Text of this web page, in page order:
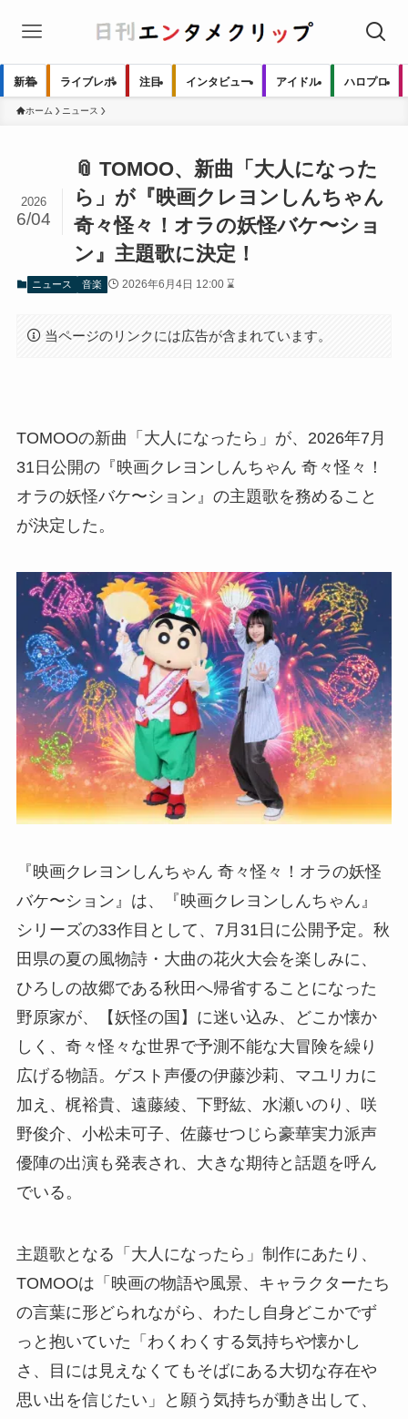
新着 ライブレポ 注目 インタビュー アイドル ハロプロ
ホーム ニュース
📎 TOMOO、新曲「大人になった
ら」が『映画クレヨンしんちゃん
奇々怪々！オラの妖怪バケ〜ショ
ン』主題歌に決定！
2026
6/04
ニュース 音楽 2026年6月4日 12:00 ⌛
当ページのリンクには広告が含まれています。
TOMOOの新曲「大人になったら」が、2026年7月
31日公開の『映画クレヨンしんちゃん 奇々怪々！
オラの妖怪バケ〜ション』の主題歌を務めること
が決定した。
『映画クレヨンしんちゃん 奇々怪々！オラの妖怪
バケ〜ション』は、『映画クレヨンしんちゃん』
シリーズの33作目として、7月31日に公開予定。秋
田県の夏の風物詩・大曲の花火大会を楽しみに、
ひろしの故郷である秋田へ帰省することになった
野原家が、【妖怪の国】に迷い込み、どこか懐か
しく、奇々怪々な世界で予測不能な大冒険を繰り
広げる物語。ゲスト声優の伊藤沙莉、マユリカに
加え、梶裕貴、遠藤綾、下野紘、水瀬いのり、咲
野俊介、小松未可子、佐藤せつじら豪華実力派声
優陣の出演も発表され、大きな期待と話題を呼ん
でいる。
主題歌となる「大人になったら」制作にあたり、
TOMOOは「映画の物語や風景、キャラクターたち
の言葉に形どられながら、わたし自身どこかでず
っと抱いていた「わくわくする気持ちや懐かし
さ、目には見えなくてもそばにある大切な存在や
思い出を信じたい」と願う気持ちが動き出して、